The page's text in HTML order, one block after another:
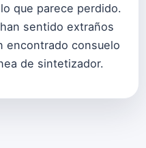
que parece perdido.
sentido extraños
encontrado consuelo
de sintetizador.